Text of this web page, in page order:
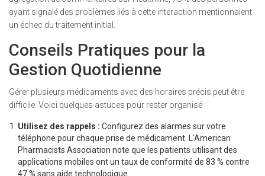
ayant signalé des problèmes liés à cette interaction mentionnaient
un échec du traitement initial.
Conseils Pratiques pour la
Gestion Quotidienne
Gérer plusieurs médicaments avec des horaires précis peut être
difficile. Voici quelques astuces pour rester organisé :
Utilisez des rappels : Configurez des alarmes sur votre
téléphone pour chaque prise de médicament. L'American
Pharmacists Association note que les patients utilisant des
applications mobiles ont un taux de conformité de 83 % contre
47 % sans aide technologique.